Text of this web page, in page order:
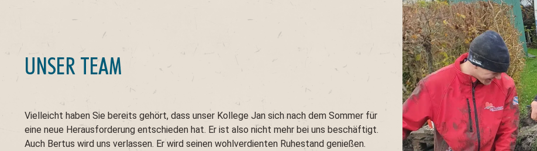
UNSER TEAM
Vielleicht haben Sie bereits gehört, dass unser Kollege Jan sich nach dem Sommer für
eine neue Herausforderung entschieden hat. Er ist also nicht mehr bei uns beschäftigt.
Auch Bertus wird uns verlassen. Er wird seinen wohlverdienten Ruhestand genießen.